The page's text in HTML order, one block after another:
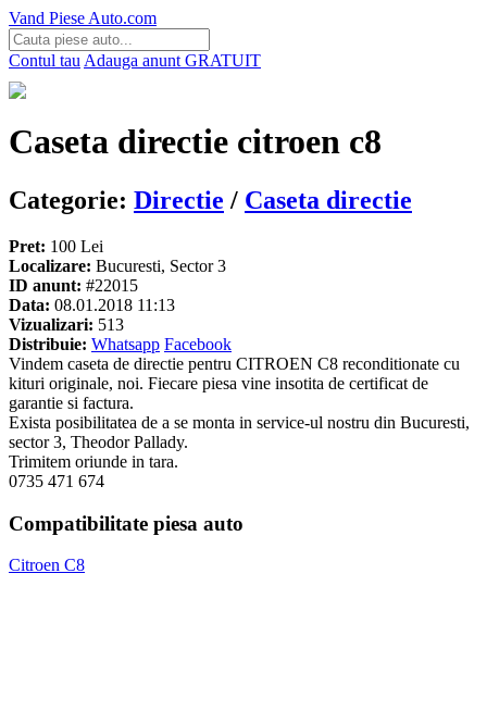
Vand Piese Auto.com
Contul tau Adauga anunt GRATUIT
Caseta directie citroen c8
Categorie: Directie / Caseta directie
Pret: 100 Lei
Localizare: Bucuresti, Sector 3
ID anunt: #22015
Data: 08.01.2018 11:13
Vizualizari: 513
Distribuie: Whatsapp Facebook
Vindem caseta de directie pentru CITROEN C8 reconditionate cu
kituri originale, noi. Fiecare piesa vine insotita de certificat de
garantie si factura.
Exista posibilitatea de a se monta in service-ul nostru din Bucuresti,
sector 3, Theodor Pallady.
Trimitem oriunde in tara.
0735 471 674
Compatibilitate piesa auto
Citroen C8